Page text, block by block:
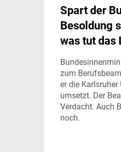
Spart der
Besoldung
was tut das
zum
er die Karlsruher
umsetzt. Der
Verdacht. Auch
noch.